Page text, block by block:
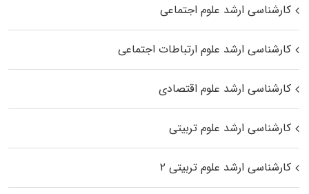
کارشناسی ارشد علوم اجتماعی
کارشناسی ارشد علوم ارتباطات اجتماعی
کارشناسی ارشد علوم اقتصادی
کارشناسی ارشد علوم تربیتی
کارشناسی ارشد علوم تربیتی ۲